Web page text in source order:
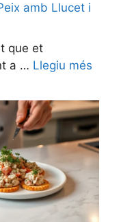
amb Llucet i
que et
a … Llegiu més